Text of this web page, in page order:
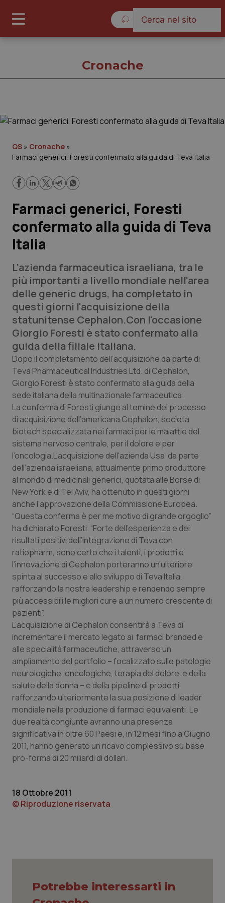
Cronache
Lavoro e Professioni
Scienza e Farmaci
Studi e Analisi
Lettere al direttore
Edizioni Regionali
QS Pro
Professionisti Sanitari.AI
Abruzzo
Basilicata
Calabria
Campania
Emilia-Romagna
Friuli Venezia Giulia
Lazio
Liguria
Lombardia
Marche
Molise
Piemonte
Provincia Autonoma di Bolzano
Provincia Autonoma di Trento
Sardegna
QS Pro Gold
Artrite & artrosi
Asma & BPCO
Car-T
Colesterolo & coronaropatie
Dermatite Atopica
Diabete & glucometri
Disturbi dell’umore
Dolore
Donna & Salute
Epatiti
HIV
Infezioni & Febbre
Ipertensione & Scompenso
Malattia di Crohn & Rettocolite Ulcerosa
QS Club Newsletter
Cronache
QS » Cronache »
Farmaci generici, Foresti confermato alla guida di Teva Italia
Farmaci generici, Foresti
confermato alla guida di Teva
Italia
L'azienda farmaceutica israeliana, tra le
più importanti a livello mondiale nell'area
delle generic drugs, ha completato in
questi giorni l'acquisizione della
statunitense Cephalon.Con l'occasione
Giorgio Foresti è stato confermato alla
guida della filiale italiana.
Dopo il completamento dell’acquisizione da parte di
Teva Pharmaceutical Industries Ltd. di Cephalon,
Giorgio Foresti è stato confermato alla guida della
sede italiana della multinazionale farmaceutica.
La conferma di Foresti giunge al temine del processo
di acquisizione dell’americana Cephalon, società
biotech specializzata nei farmaci per le malattie del
sistema nervoso centrale, per il dolore e per
l’oncologia.L'acquisizione dell'azienda Usa da parte
dell’azienda israeliana, attualmente primo produttore
al mondo di medicinali generici, quotata alle Borse di
New York e di Tel Aviv, ha ottenuto in questi giorni
anche l’approvazione della Commissione Europea.
“Questa conferma è per me motivo di grande orgoglio”
ha dichiarato Foresti. “Forte dell’esperienza e dei
risultati positivi dell’integrazione di Teva con
ratiopharm, sono certo che i talenti, i prodotti e
l’innovazione di Cephalon porteranno un’ulteriore
spinta al successo e allo sviluppo di Teva Italia,
rafforzando la nostra leadership e rendendo sempre
più accessibili le migliori cure a un numero crescente di
pazienti”.
L’acquisizione di Cephalon consentirà a Teva di
incrementare il mercato legato ai farmaci branded e
alle specialità farmaceutiche, attraverso un
ampliamento del portfolio – focalizzato sulle patologie
neurologiche, oncologiche, terapia del dolore e della
salute della donna – e della pipeline di prodotti,
rafforzando ulteriormente la sua posizione di leader
mondiale nella produzione di farmaci equivalenti. Le
due realtà congiunte avranno una presenza
significativa in oltre 60 Paesi e, in 12 mesi fino a Giugno
2011, hanno generato un ricavo complessivo su base
pro-forma di 20 miliardi di dollari.
18 Ottobre 2011
© Riproduzione riservata
Potrebbe interessarti in